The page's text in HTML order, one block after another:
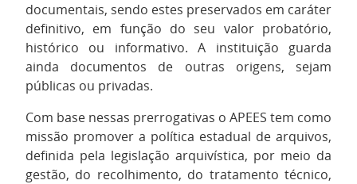
documentais, sendo estes preservados em caráter
definitivo, em função do seu valor probatório,
histórico ou informativo. A instituição guarda
ainda documentos de outras origens, sejam
públicas ou privadas.
Com base nessas prerrogativas o APEES tem como
missão promover a política estadual de arquivos,
definida pela legislação arquivística, por meio da
gestão, do recolhimento, do tratamento técnico,